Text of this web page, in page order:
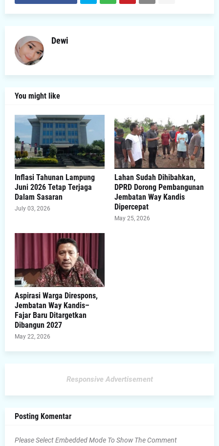
Dewi
You might like
Inflasi Tahunan Lampung
Juni 2026 Tetap Terjaga
Dalam Sasaran
July 03, 2026
Lahan Sudah Dihibahkan,
DPRD Dorong Pembangunan
Jembatan Way Kandis
Dipercepat
May 25, 2026
Aspirasi Warga Direspons,
Jembatan Way Kandis–
Fajar Baru Ditargetkan
Dibangun 2027
May 22, 2026
Responsive Advertisement
Posting Komentar
Please Select Embedded Mode To Show The Comment